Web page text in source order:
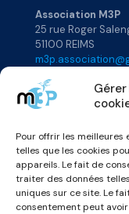
Pour offrir les meilleures
telles que les cookies
appareils. Le fait de
traiter des données
uniques sur ce site. Le
consentement peut
Association M3P
25 rue Roger
51100 REIMS
Accueil
Qui sommes-nous
Actualités